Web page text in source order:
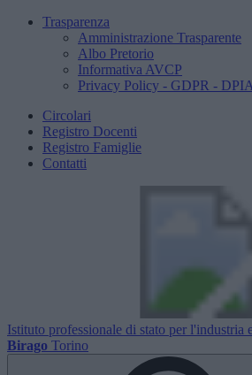
Trasparenza
Amministrazione Trasparente
Albo Pretorio
Informativa AVCP
Privacy Policy - GDPR - DPIA
Circolari
Registro Docenti
Registro Famiglie
Contatti
Istituto professionale di stato per l'industria
Birago Torino